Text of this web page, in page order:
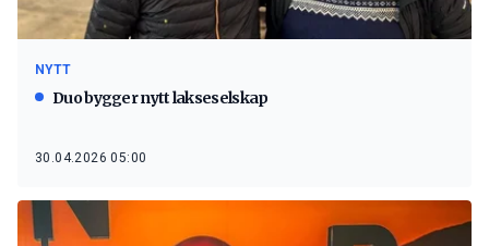
NYTT
Duo bygger nytt lakseselskap
30.04.2026 05:00